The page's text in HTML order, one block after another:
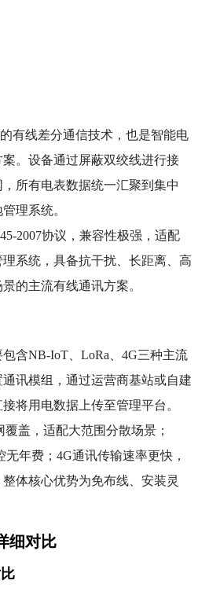
有线差分通信技术，也是智能电
。设备通过屏蔽双绞线进行接
所有电表数据统一汇聚到集中
理系统。
2007协议，兼容性极强，适配
系统，具备抗干扰、长距离、高
的主流有线通讯方案。
含NB-IoT、LoRa、4G三种主流
讯模组，通过运营商基站或自建
将用电数据上传至管理平台。
盖，适配大范围分散场景；
年费；4G通讯传输速率更快，
体核心优势为免布线、安装灵
细对比